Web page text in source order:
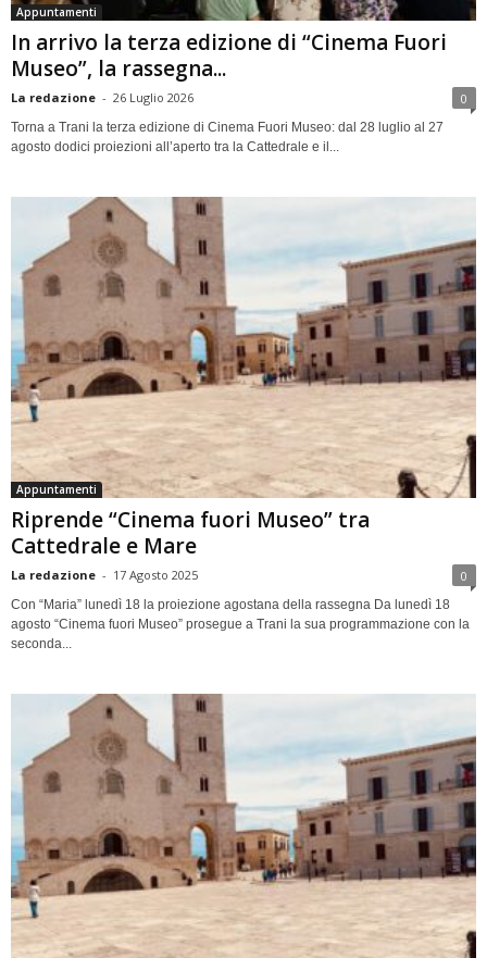
Appuntamenti
In arrivo la terza edizione di “Cinema Fuori
Museo”, la rassegna...
La redazione - 26 Luglio 2026 0
Torna a Trani la terza edizione di Cinema Fuori Museo: dal 28 luglio al 27
agosto dodici proiezioni all’aperto tra la Cattedrale e il...
Appuntamenti
Riprende “Cinema fuori Museo” tra
Cattedrale e Mare
La redazione - 17 Agosto 2025 0
Con “Maria” lunedì 18 la proiezione agostana della rassegna Da lunedì 18
agosto “Cinema fuori Museo” prosegue a Trani la sua programmazione con la
seconda...